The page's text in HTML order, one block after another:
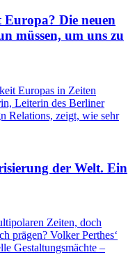
Die neuen
müssen, um uns zu
Europas in Zeiten
Leiterin des Berliner
Relations, zeigt, wie sehr
der Welt. Ein
Zeiten, doch
prägen? Volker Perthes‘
Gestaltungsmächte –